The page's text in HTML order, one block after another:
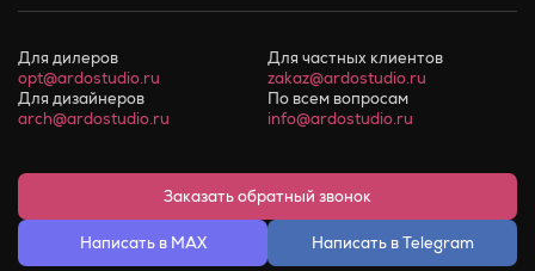
Для дилеров
opt@ardostudio.ru
Для частных клиентов
zakaz@ardostudio.ru
Для дизайнеров
arch@ardostudio.ru
По всем вопросам
info@ardostudio.ru
Заказать обратный звонок
Написать в MAX Написать в Telegram